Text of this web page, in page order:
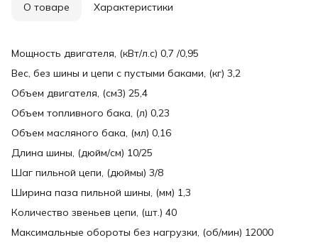
О товаре Характеристики
Мощность двигателя, (кВт/л.с) 0,7 /0,95
Вес, без шины и цепи с пустыми баками, (кг) 3,2
Объем двигателя, (см3) 25,4
Объем топливного бака, (л) 0,23
Объем масляного бака, (мл) 0,16
Длина шины, (дюйм/см) 10/25
Шаг пильной цепи, (дюймы) 3/8
Ширина паза пильной шины, (мм) 1,3
Количество звеньев цепи, (шт.) 40
Максимальные обороты без нагрузки, (об/мин) 12000